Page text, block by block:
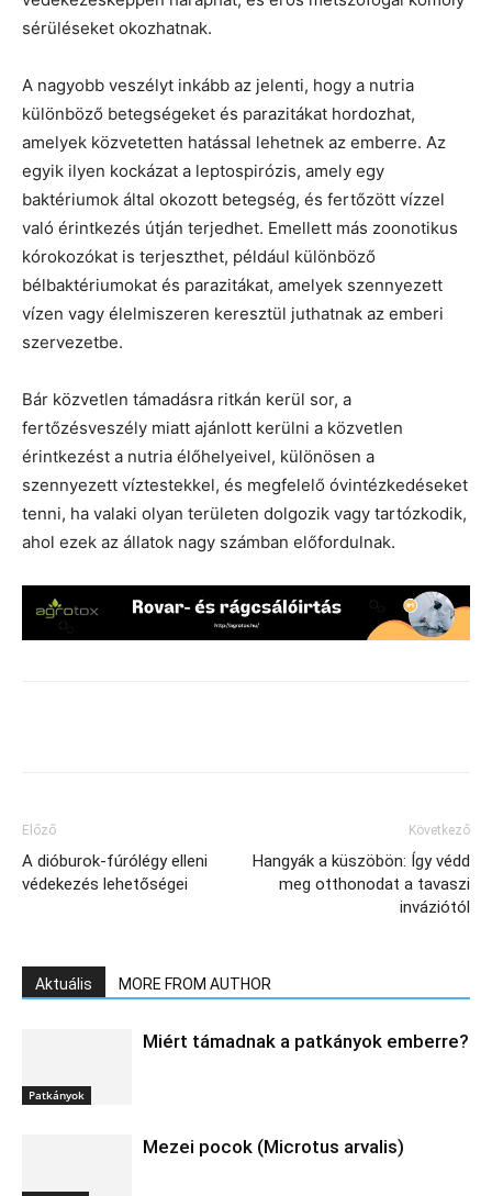
sérüléseket okozhatnak.
A nagyobb veszélyt inkább az jelenti, hogy a nutria
különböző betegségeket és parazitákat hordozhat,
amelyek közvetetten hatással lehetnek az emberre. Az
egyik ilyen kockázat a leptospirózis, amely egy
baktériumok által okozott betegség, és fertőzött vízzel
való érintkezés útján terjedhet. Emellett más zoonotikus
kórokozókat is terjeszthet, például különböző
bélbaktériumokat és parazitákat, amelyek szennyezett
vízen vagy élelmiszeren keresztül juthatnak az emberi
szervezetbe.
Bár közvetlen támadásra ritkán kerül sor, a
fertőzésveszély miatt ajánlott kerülni a közvetlen
érintkezést a nutria élőhelyeivel, különösen a
szennyezett víztestekkel, és megfelelő óvintézkedéseket
tenni, ha valaki olyan területen dolgozik vagy tartózkodik,
ahol ezek az állatok nagy számban előfordulnak.
Előző
A dióburok-fúrólégy elleni
védekezés lehetőségei
Következő
Hangyák a küszöbön: Így védd
meg otthonodat a tavaszi
inváziótól
Aktuális MORE FROM AUTHOR
Patkányok
Miért támadnak a patkányok emberre?
Mezei pocok (Microtus arvalis)